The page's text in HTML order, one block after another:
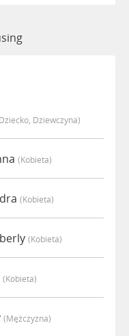
Dziewczyna)
(kobieta)
(kobieta)
(kobieta)
(kobieta)
(mężczyzna)